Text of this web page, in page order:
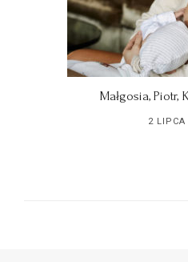
Małgosia, Piotr,
2 LIPCA